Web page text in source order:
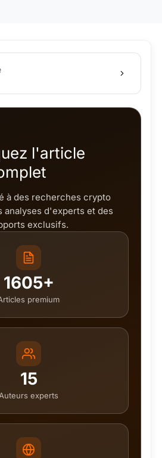
l'article
à des recherches crypto
analyses d'experts et des
exclusifs.
1605+
premium
15
Auteurs experts